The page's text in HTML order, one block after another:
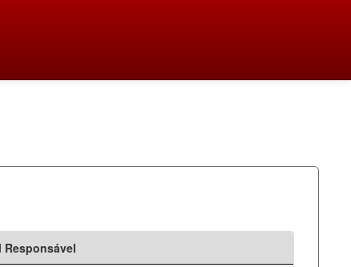
Responsável